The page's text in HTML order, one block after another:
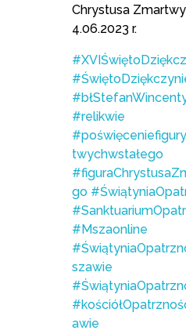
Chrystusa
4.06.2023 r.
#relikwie
twychwstałego
go
#Mszaonline
szawie
awie